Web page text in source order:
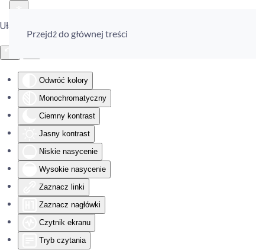
Ułatwienia dostępu
Odwróć kolory
Monochromatyczny
Ciemny kontrast
Jasny kontrast
Niskie nasycenie
Wysokie nasycenie
Zaznacz linki
Zaznacz nagłówki
Czytnik ekranu
Tryb czytania
Przejdź do głównej treści